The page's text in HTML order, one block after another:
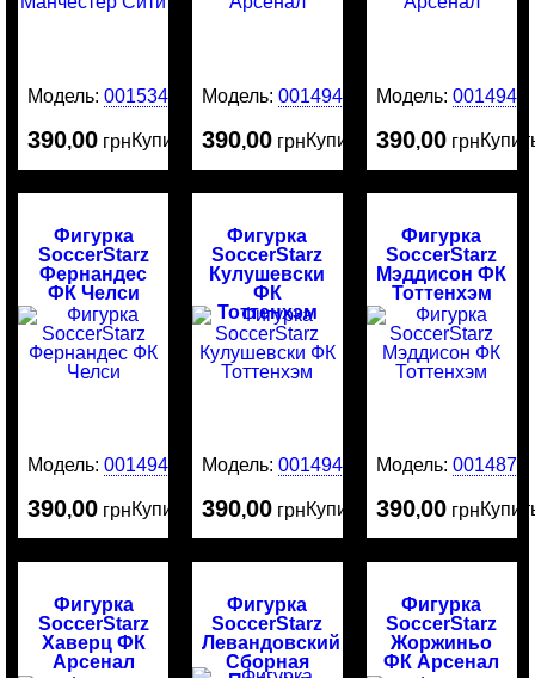
Модель:0015340
390,00 грнКупить
Модель:0014945
390,00 грнКупить
Модель: 0014944
390,00 грн
Фигурка
SoccerStarz
Фернандес
ФК Челси
Модель:0014943
390,00 грнКупить
Фигурка
SoccerStarz
Кулушевски
ФК
Тоттенхэм
Модель:0014942
390,00 грнКупить
Фигурка
SoccerStarz
Мэддисон ФК
Тоттенхэм
Модель: 0014874
390,00 грн
Фигурка
SoccerStarz
Хаверц ФК
Арсенал
Фигурка
SoccerStarz
Левандовский
Сборная
Фигурка
SoccerStarz
Жоржиньо
ФК Арсенал